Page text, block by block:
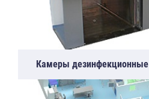
Камеры дезинфекционные